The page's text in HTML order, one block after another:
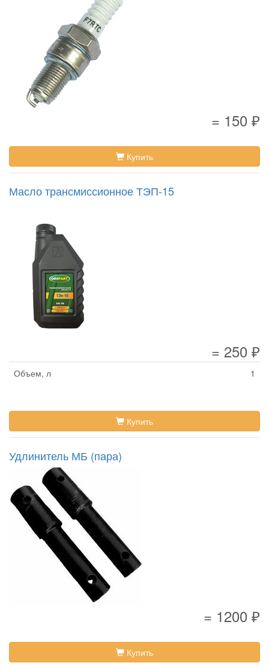
= 150 ₽
Купить
Масло трансмиссионное ТЭП-15
= 250 ₽
Объем, л 1
Купить
Удлинитель МБ (пара)
= 1200 ₽
Купить